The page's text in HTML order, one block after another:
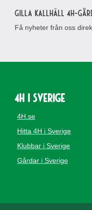
Gilla Kallhäll 4H-
Få nyheter från oss
4H i Sverige
4H.se
Hitta 4H i Sverige
Klubbar i Sverige
Gårdar i Sverige